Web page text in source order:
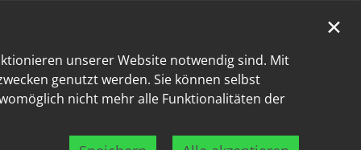
unserer Website notwendig sind. Mit
genutzt werden. Sie können selbst
nicht mehr alle Funktionalitäten der
✕